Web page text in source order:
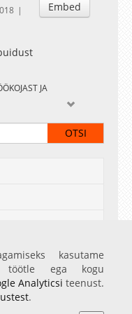
Embed
JA
kasutame
töötle ega kogu
Analyticsi teenust.
.